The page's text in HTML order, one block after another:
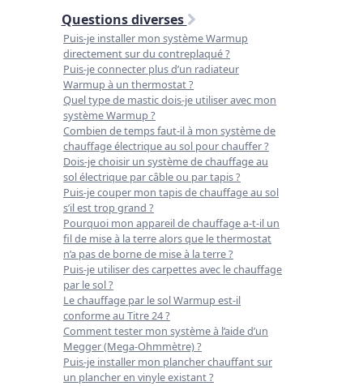
Questions diverses
Puis-je installer mon système Warmup
directement sur du contreplaqué ?
Puis-je connecter plus d’un radiateur
Warmup à un thermostat ?
Quel type de mastic dois-je utiliser avec mon
système Warmup ?
Combien de temps faut-il à mon système de
chauffage électrique au sol pour chauffer ?
Dois-je choisir un système de chauffage au
sol électrique par câble ou par tapis ?
Puis-je couper mon tapis de chauffage au sol
s’il est trop grand ?
Pourquoi mon appareil de chauffage a-t-il un
fil de mise à la terre alors que le thermostat
n’a pas de borne de mise à la terre ?
Puis-je utiliser des carpettes avec le chauffage
par le sol ?
Le chauffage par le sol Warmup est-il
conforme au Titre 24 ?
Comment tester mon système à l’aide d’un
Megger (Mega-Ohmmètre) ?
Puis-je installer mon plancher chauffant sur
un plancher en vinyle existant ?